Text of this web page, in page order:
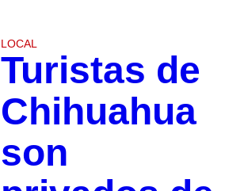
LOCAL
Turistas de
Chihuahua
son